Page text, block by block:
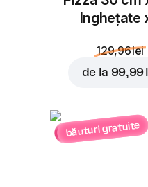
Inghețate
129,96 lei
de la 99,99
băuturi gratuite